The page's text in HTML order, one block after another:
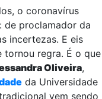
o coronavírus
de proclamador da
incertezas. E eis
tornou regra. É o que
Oliveira,
da Universidade
vem sendo